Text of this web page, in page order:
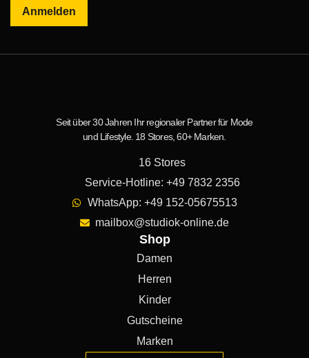
Anmelden
Seit über 30 Jahren Ihr regionaler Partner für Mode
und Lifestyle. 18 Stores, 60+ Marken.
16 Stores
Service-Hotline: +49 7832 2356
WhatsApp: +49 152-05675513
mailbox@studiok-online.de
Shop
Damen
Herren
Kinder
Gutscheine
Marken